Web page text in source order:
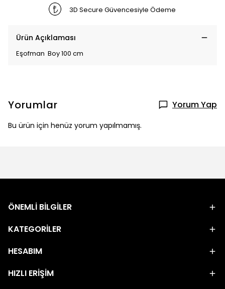
3D Secure Güvencesiyle Ödeme
Ürün Açıklaması
Eşofman Boy 100 cm
Yorumlar Yorum Yap
Bu ürün için henüz yorum yapılmamış.
ÖNEMLİ BİLGİLER
KATEGORİLER
HESABIM
HIZLI ERİŞİM